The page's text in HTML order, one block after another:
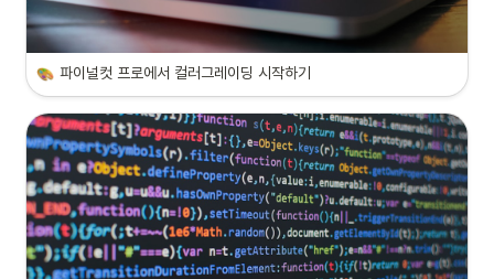
파이널컷 프로에서 컬러그레이딩 시작하기